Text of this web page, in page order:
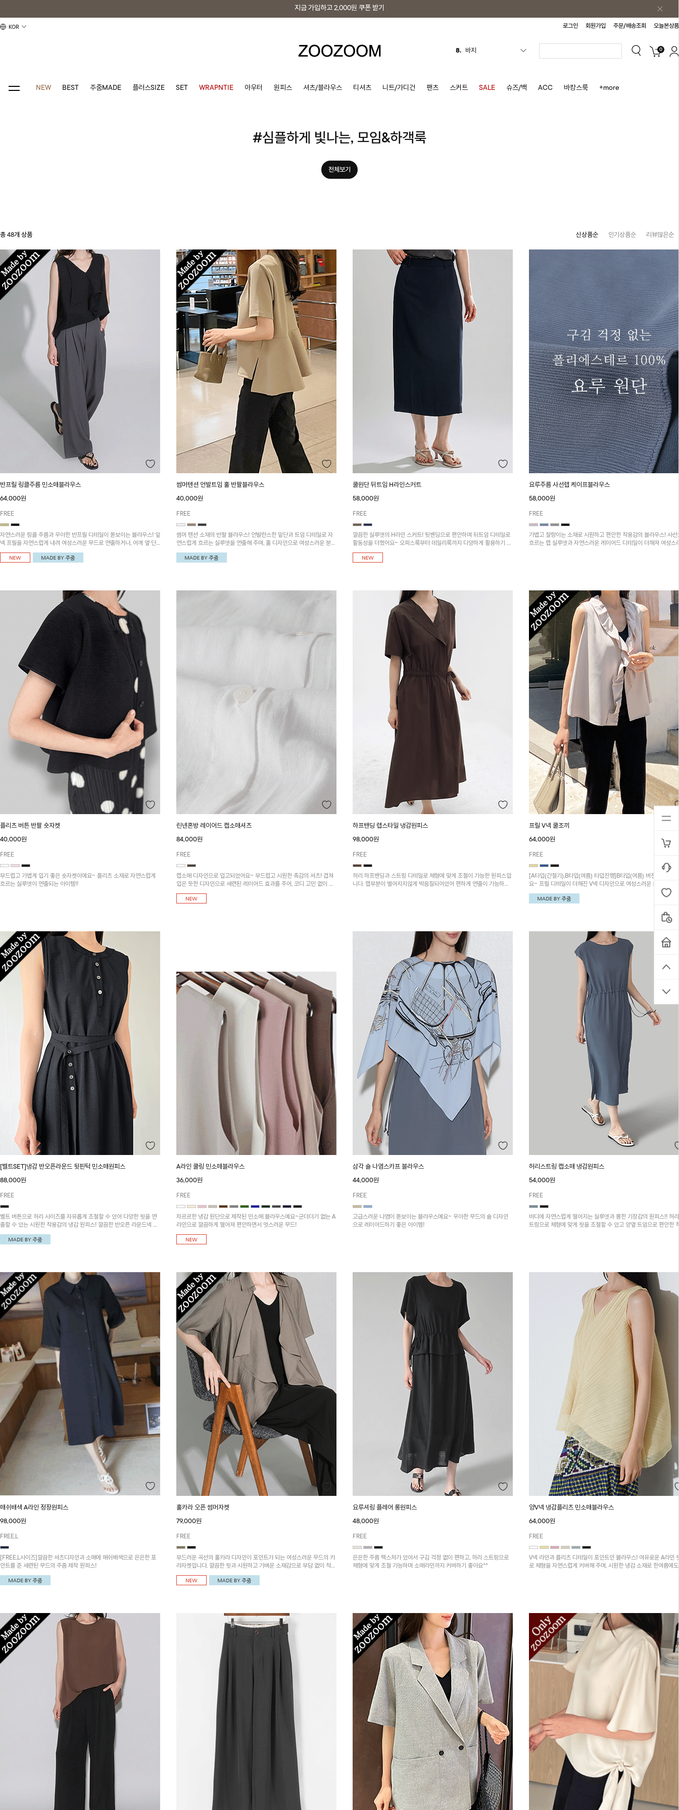
지금 가입하고 2,000원 쿠폰 받기
KOR 로그인 회원가입 주문/배송조회 오늘본상품
9. 조끼
1.
0
NEW BEST 주줌MADE 플러스SIZE SET WRAPNTIE 아우터 원피스 셔츠/블라우스 티셔츠 니트/가디건 팬츠 스커트 SALE 슈즈/백 ACC 바캉스룩 +more
#심플하게 빛나는, 모임&하객룩
전체보기
총 48개 상품 신상품순 인기상품순 리뷰많은순
반프릴 링클주름 민소매블라우스
64,000원
FREE
자연스러운 링클 주름과 우아한 반프릴 디테일이 돋보이는 블라우스! 앞
넥 프릴을 자연스럽게 내려 여성스러운 무드로 연출하거나, 어깨 옆 단
추에 걸어 세련된 카울넥 스타일로 연출할 수 있는 아이템이에요~
썸머텐션 언발트임 훌 반팔블라우스
40,000원
FREE
썸머 텐션 소재의 반팔 블라우스! 언발란스한 밑단과 트임 디테일로 자
연스럽게 흐르는 실루엣을 연출해 주며, 훌 디자인으로 여성스러운 분위
기를 더해줍니다~
쿨원단 뒤트임 H라인스커트
58,000원
FREE
깔끔한 실루엣의 H라인 스커트! 뒷밴딩으로 편안하며 뒤트임 디테일로
활동성을 더했어요~ 오피스룩부터 데일리룩까지 다양하게 활용하기 좋
아요~
요루주름 사선랩 케이프블라우스
58,000원
FREE
가볍고 찰랑이는 소재로 시원하고 편안한 착용감의 블라우스! 사선
흐르는 랩 실루엣과 자연스러운 레이어드 디테일이 더해져 여성스
플리츠 버튼 반팔 숏자켓
40,000원
FREE
부드럽고 가볍게 입기 좋은 숏자켓이에요~ 플리츠 소재로 자연스럽게
흐르는 실루엣이 연출되는 아이템!!
린넨혼방 레이어드 캡소매셔츠
84,000원
FREE
캡소매 디자인으로 입고되었어요~ 부드럽고 시원한 촉감의 셔츠! 겹쳐
입은 듯한 디자인으로 세련된 레이어드 효과를 주어, 코디 고민 없이 스
타일리시하게 연출할 수 있어요~
하프밴딩 랩스타일 냉감원피스
98,000원
FREE
허리 하프밴딩과 스트링 디테일로 체형에 맞게 조절이 가능한 원피스입
니다. 랩부분이 벌어지지않게 박음질되어있어 편하게 연출이 가능하며
프릴 V넥 쿨조끼
64,000원
FREE
[A타입(간절기),B타입(여름) 타입진행]B타입(여름) 버전이 추가되
요~ 프릴 디테일이 더해진 V넥 디자인으로 여성스러운 분위기를
해 주는 맞주름 쿨조끼입니다. 시원한 소재로 쾌적하게 착용 가능
[벨트SET]냉감 반오픈라운드 뒷핀턱 민소매원피스
88,000원
FREE
벨트 버튼으로 허리 사이즈를 자유롭게 조절할 수 있어 다양한 핏을 연
출할 수 있는 시원한 착용감의 냉감 원피스! 깔끔한 반오픈 라운드넥 디
자인으로 단정하면서도 세련된 분위기를 연출해 주며, 어깨와 뒤판 핀턱
디테일로 은은한 포인트를 더했어요~
A라인 쿨링 민소매블라우스
36,000원
FREE
차르르한 냉감 원단으로 제작된 민소매 블라우스예요~군더더기 없는 A
라인으로 깔끔하게 떨어져 편안하면서 멋스러운 무드!
삼각 숄 나염스카프 블라우스
44,000원
FREE
고급스러운 나염이 돋보이는 블라우스예요~ 우아한 무드의 숄 디자인
으로 레이어드하기 좋은 아이템!
허리스트링 캡소매 냉감원피스
54,000원
FREE
바디에 자연스럽게 떨어지는 실루엣과 롱한 기장감의 원피스!! 허
트링으로 체형에 맞게 핏을 조절할 수 있고 양옆 트임으로 편안한
매쉬배색 A라인 정장원피스
98,000원
FREE,L
[FREE,L사이즈]깔끔한 셔츠디자인과 소매에 매쉬배색으로 은은한 포
인트를 준 세련된 무드의 주줌 제작 원피스!
훌카라 오픈 썸머자켓
79,000원
FREE
부드러운 곡선의 훌카라 디자인이 포인트가 되는 여성스러운 무드의 카
라자켓입니다. 깔끔한 핏과 시원하고 가벼운 소재감으로 부담 없이 착용
하기 좋아요~
요루셔링 플레어 롱원피스
48,000원
FREE
은은한 주름 텍스처가 있어서 구김 걱정 없이 편하고, 허리 스트링으로
체형에 맞게 조절 가능하며 소매라인까지 커버하기 좋아요^^
양V넥 냉감플리츠 민소매블라우스
64,000원
FREE
V넥 라인과 플리츠 디테일이 포인트인 블라우스! 여유로운 A라인
로 체형을 자연스럽게 커버해 주며, 시원한 냉감 소재로 한여름에